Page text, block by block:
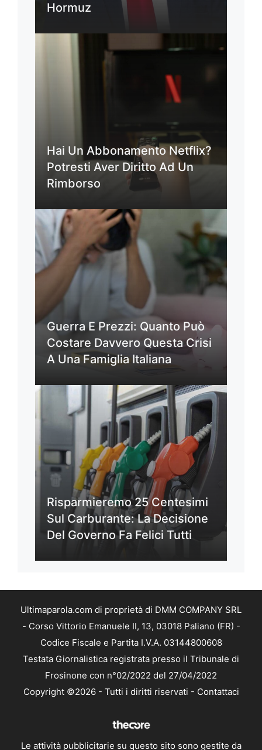
Hormuz
Hai Un Abbonamento Netflix?
Potresti Aver Diritto Ad Un
Rimborso
Guerra E Prezzi: Quanto Può
Costare Davvero Questa Crisi
A Una Famiglia Italiana
Risparmieremo 25 Centesimi
Sul Carburante: La Decisione
Del Governo Fa Felici Tutti
Ultimaparola.com di proprietà di DMM COMPANY SRL
- Corso Vittorio Emanuele II, 13, 03018 Paliano (FR) -
Codice Fiscale e Partita I.V.A. 03144800608
Testata Giornalistica registrata presso il Tribunale di
Frosinone con n°02/2022 del 27/04/2022
Copyright ©2026 - Tutti i diritti riservati - Contattaci
Le attività pubblicitarie su questo sito sono gestite da